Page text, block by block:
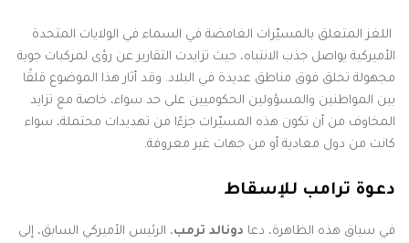
اللغز المتعلق بالمسيّرات الغامضة في السماء في الولايات المتحدة
الأميركية يواصل جذب الانتباه، حيث تزايدت التقارير عن رؤى لمركبات جوية
مجهولة تحلق فوق مناطق عديدة في البلاد. وقد أثار هذا الموضوع قلقًا
بين المواطنين والمسؤولين الحكوميين على حد سواء، خاصة مع تزايد
المخاوف من أن تكون هذه المسيّرات جزءًا من تهديدات محتملة، سواء
كانت من دول معادية أو من جهات غير معروفة.
دعوة ترامب للإسقاط
في سياق هذه الظاهرة، دعا دونالد ترمب، الرئيس الأميركي السابق، إلى